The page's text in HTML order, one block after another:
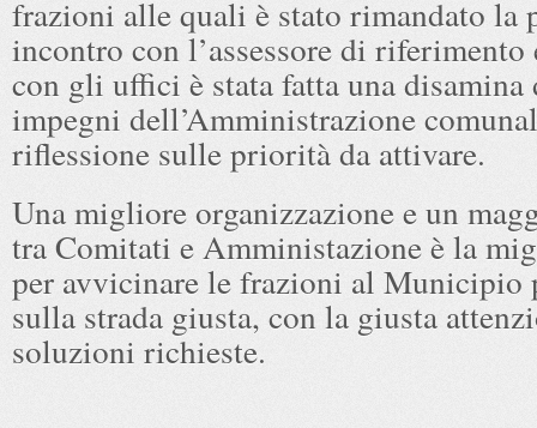
frazioni alle quali è stato rimandato la
incontro con l’assessore di riferimento
con gli uffici è stata fatta una disamina
impegni dell’Amministrazione
riflessione sulle priorità da attivare.
Una migliore organizzazione e un
tra Comitati e Amministazione è la
per avvicinare le frazioni al Municipio
sulla strada giusta, con la giusta
soluzioni richieste.